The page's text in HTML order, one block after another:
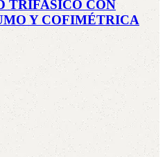
TRIFASICO CON
Y COFIMÉTRICA